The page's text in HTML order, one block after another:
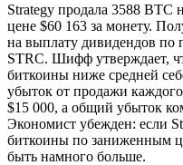
Strategy продала 3588 BTC
цене $60 163 за монету.
на выплату дивидендов
STRC. Шифф утверждает,
биткоины ниже средней
убыток от продажи
$15 000, а общий убыток
Экономист убежден: если
биткоины по заниженным
быть намного больше.